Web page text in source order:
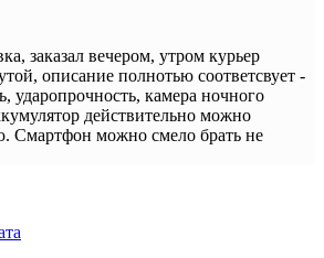
заказал вечером, утром курьер
описание полнотью соответсвует -
ударопрочность, камера ночного
действительно можно
Смартфон можно смело брать не